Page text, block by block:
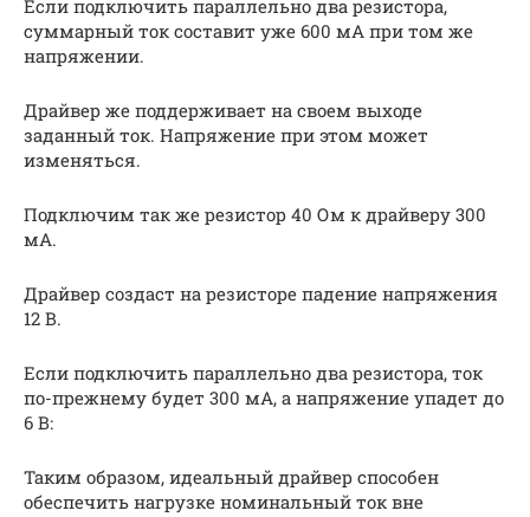
Если подключить параллельно два резистора,
суммарный ток составит уже 600 мА при том же
напряжении.
Драйвер же поддерживает на своем выходе
заданный ток. Напряжение при этом может
изменяться.
Подключим так же резистор 40 Ом к драйверу 300
мА.
Драйвер создаст на резисторе падение напряжения
12 В.
Если подключить параллельно два резистора, ток
по-прежнему будет 300 мА, а напряжение упадет до
6 В:
Таким образом, идеальный драйвер способен
обеспечить нагрузке номинальный ток вне